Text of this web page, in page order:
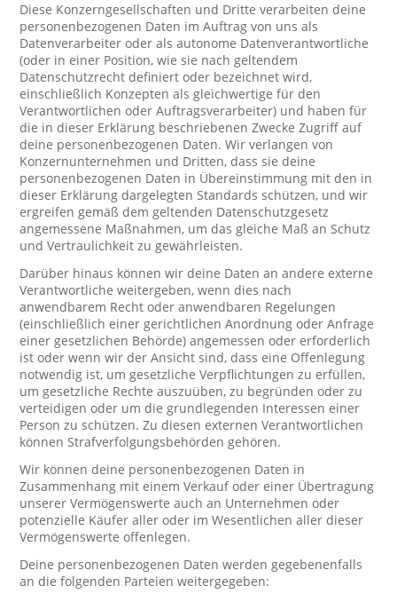
Diese Konzerngesellschaften und Dritte verarbeiten deine
personenbezogenen Daten im Auftrag von uns als
Datenverarbeiter oder als autonome Datenverantwortliche
(oder in einer Position, wie sie nach geltendem
Datenschutzrecht definiert oder bezeichnet wird,
einschließlich Konzepten als gleichwertige für den
Verantwortlichen oder Auftragsverarbeiter) und haben für
die in dieser Erklärung beschriebenen Zwecke Zugriff auf
deine personenbezogenen Daten. Wir verlangen von
Konzernunternehmen und Dritten, dass sie deine
personenbezogenen Daten in Übereinstimmung mit den in
dieser Erklärung dargelegten Standards schützen, und wir
ergreifen gemäß dem geltenden Datenschutzgesetz
angemessene Maßnahmen, um das gleiche Maß an Schutz
und Vertraulichkeit zu gewährleisten.
Darüber hinaus können wir deine Daten an andere externe
Verantwortliche weitergeben, wenn dies nach
anwendbarem Recht oder anwendbaren Regelungen
(einschließlich einer gerichtlichen Anordnung oder Anfrage
einer gesetzlichen Behörde) angemessen oder erforderlich
ist oder wenn wir der Ansicht sind, dass eine Offenlegung
notwendig ist, um gesetzliche Verpflichtungen zu erfüllen,
um gesetzliche Rechte auszuüben, zu begründen oder zu
verteidigen oder um die grundlegenden Interessen einer
Person zu schützen. Zu diesen externen Verantwortlichen
können Strafverfolgungsbehörden gehören.
Wir können deine personenbezogenen Daten in
Zusammenhang mit einem Verkauf oder einer Übertragung
unserer Vermögenswerte auch an Unternehmen oder
potenzielle Käufer aller oder im Wesentlichen aller dieser
Vermögenswerte offenlegen.
Deine personenbezogenen Daten werden gegebenenfalls
an die folgenden Parteien weitergegeben: